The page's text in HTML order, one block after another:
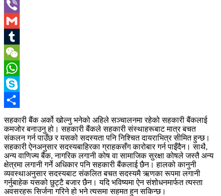
Twitter
Viber
Gmail
Tumblr
WeChat
WhatsApp
Skype
सहकारी बैंक अर्को खोल्नु भनेको अहिले सञ्चालनमा रहेको सहकारी बैंकलाई
कमजोर बनाउनु हो। सहकारी बैंकले सहकारी संस्थाहरूबाट मात्र बचत
संकलन गर्न पाउँछ र यसको सदस्यता पनि निश्चित दायराभित्र सीमित हुन्छ।
सहकारी ऐनअनुसार सदस्यबाहिरका ग्राहकसँग कारोबार गर्न पाइँदैन। साथै,
अन्य वाणिज्य बैंक, नागरिक लगानी कोष वा सामाजिक सुरक्षा कोषले जस्तै अन्य
क्षेत्रमा लगानी गर्ने अधिकार पनि सहकारी बैंकलाई छैन। हालको कानुनी
व्यवस्थाअनुसार सदस्यबाट संकलित बचत सदस्यमै ऋणका रूपमा लगानी
गर्नुबाहेक यसको छुट्टै बजार छैन। यदि भविष्यमा ऐन संशोधनमार्फत त्यस्ता
अवसरहरू सिर्जना गरिने हो भने त्यसमा सहमत हुन सकिन्छ।